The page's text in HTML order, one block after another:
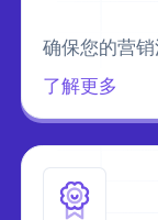
确保您的营销
了解更多